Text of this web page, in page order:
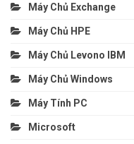
Máy Chủ Exchange
Máy Chủ HPE
Máy Chủ Levono IBM
Máy Chủ Windows
Máy Tính PC
Microsoft